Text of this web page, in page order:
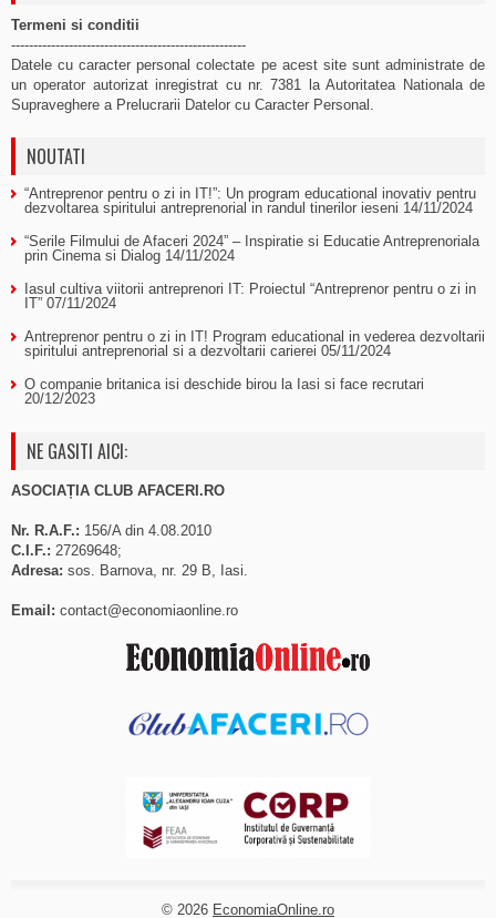
Termeni si conditii
-----------------------------------------------------
Datele cu caracter personal colectate pe acest site sunt administrate de
un operator autorizat inregistrat cu nr. 7381 la Autoritatea Nationala de
Supraveghere a Prelucrarii Datelor cu Caracter Personal.
NOUTATI
“Antreprenor pentru o zi in IT!”: Un program educational inovativ pentru
dezvoltarea spiritului antreprenorial in randul tinerilor ieseni 14/11/2024
“Serile Filmului de Afaceri 2024” – Inspiratie si Educatie Antreprenoriala
prin Cinema si Dialog 14/11/2024
Iasul cultiva viitorii antreprenori IT: Proiectul “Antreprenor pentru o zi in
IT” 07/11/2024
Antreprenor pentru o zi in IT! Program educational in vederea dezvoltarii
spiritului antreprenorial si a dezvoltarii carierei 05/11/2024
O companie britanica isi deschide birou la Iasi si face recrutari
20/12/2023
NE GASITI AICI:
ASOCIAȚIA CLUB AFACERI.RO
Nr. R.A.F.: 156/A din 4.08.2010
C.I.F.: 27269648;
Adresa: sos. Barnova, nr. 29 B, Iasi.
Email: contact@economiaonline.ro
© 2026 EconomiaOnline.ro